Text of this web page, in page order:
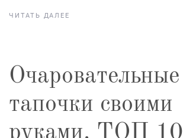
ЧИТАТЬ ДАЛЕЕ
Очаровательные
тапочки своими